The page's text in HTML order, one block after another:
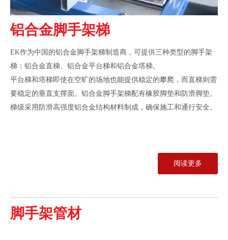
铝合金脚手架梯
EK作为中国的铝合金脚手架梯制造商，可提供三种类型的脚手架
梯：铝合金直梯、铝合金平台梯和铝合金塔梯。
平台梯和塔梯即使在空旷的场地也能提供稳定的攀爬，而直梯则需
要稳定的垂直支撑面。铝合金脚手架梯配有橡胶脚垫和防滑脚垫。
梯级采用防滑高强度铝合金结构材料制成，确保施工和通行安全。
阅读更多
脚手架管材